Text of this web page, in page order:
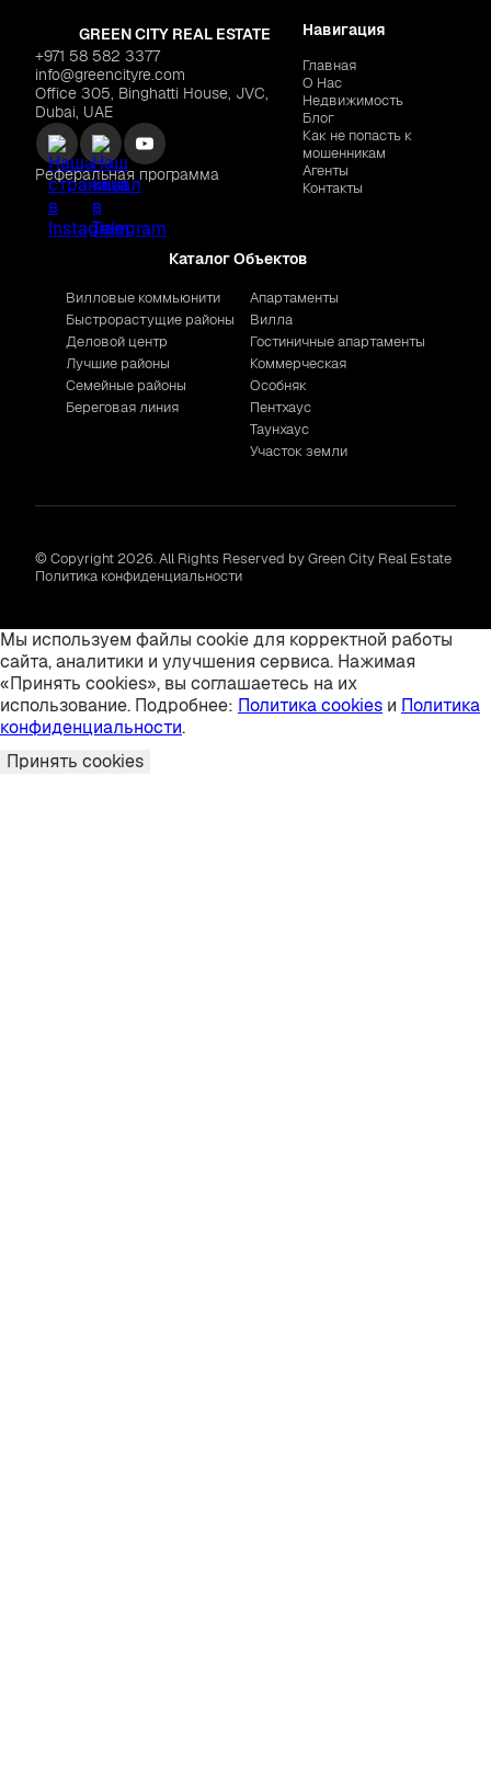
GREEN CITY REAL ESTATE
+971 58 582 3377
info@greencityre.com
Office 305, Binghatti House, JVC,
Dubai, UAE
Реферальная программа
Навигация
Главная
О Нас
Недвижимость
Блог
Как не попасть к
мошенникам
Агенты
Контакты
Каталог Объектов
Вилловые коммьюнити
Быстрорастущие районы
Деловой центр
Лучшие районы
Семейные районы
Береговая линия
Апартаменты
Вилла
Гостиничные апартаменты
Коммерческая
Особняк
Пентхаус
Таунхаус
Участок земли
© Copyright 2026. All Rights Reserved by Green City Real Estate
Политика конфиденциальности
Мы используем файлы cookie для корректной работы
сайта, аналитики и улучшения сервиса. Нажимая
«Принять cookies», вы соглашаетесь на их
использование. Подробнее: Политика cookies и Политика
конфиденциальности.
Принять cookies